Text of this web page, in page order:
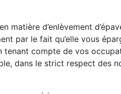
matière d’enlèvement
par le fait qu’elle vous
tenant compte de vos
dans le strict respect des